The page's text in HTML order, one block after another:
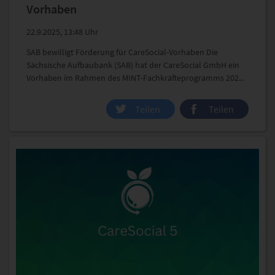
Vorhaben
22.9.2025, 13:48 Uhr
SAB bewilligt Förderung für CareSocial-Vorhaben Die
Sächsische Aufbaubank (SAB) hat der CareSocial GmbH ein
Vorhaben im Rahmen des MINT-Fachkräfteprogramms 202...
Teilen
Teilen